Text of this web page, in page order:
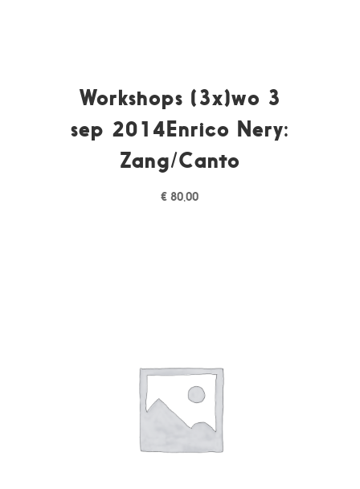
Workshops (3x)wo 3
sep 2014Enrico Nery:
Zang/Canto
€ 80,00